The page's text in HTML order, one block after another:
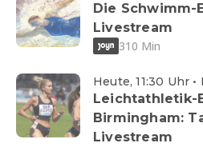
Die Schwimm-
Livestream
310 Min
Heute, 11:30 Uhr
Leichtathletik-
Birmingham:
Livestream